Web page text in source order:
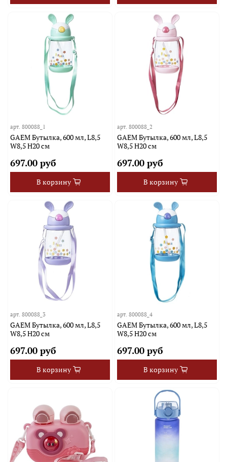
арт.800088_1
GAEM Бутылка, 600 мл, L8,5
W8,5 H20 см
697.00 руб
В корзину
арт. 800088_2
GAEM Бутылка, 600 мл, L8,5
W8,5 H20 см
697.00 руб
В корзину
арт.800088_3
GAEM Бутылка, 600 мл, L8,5
W8,5 H20 см
697.00 руб
В корзину
арт. 800088_4
GAEM Бутылка, 600 мл, L8,5
W8,5 H20 см
697.00 руб
В корзину